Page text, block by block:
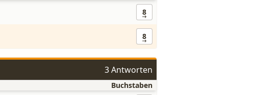
8
8
3 Antworten
Buchstaben